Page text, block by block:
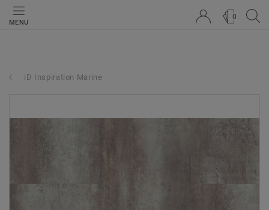
MENU
0
iD Inspiration Marine